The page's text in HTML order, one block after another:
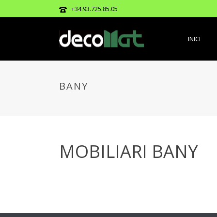
+34.93.725.85.05
INICI
BANY
MOBILIARI BANY